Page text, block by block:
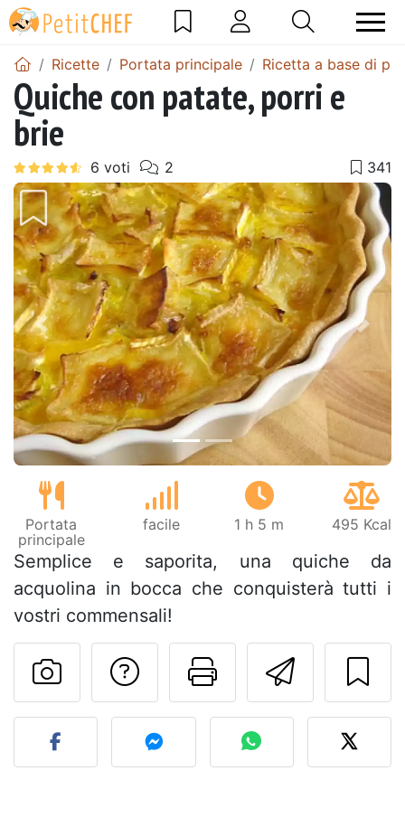
Ricette Portata principale Ricetta a base di
Quiche con patate, porri e
brie
Precedente
Portata
principale
facile 1 h 5 m 495 Kcal
Semplice e saporita, una quiche da
acquolina in bocca che conquisterà tutti i
vostri commensali!
Invia
Stampa la
Contatta l'autore
Pubblica la foto di